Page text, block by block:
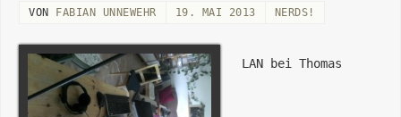
VON FABIAN UNNEWEHR 19. MAI 2013 NERDS!
LAN bei Thomas